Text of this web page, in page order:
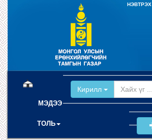
НЭВТРЭХ
МЭДЭЭ
ТОЛЬ
Кирилл